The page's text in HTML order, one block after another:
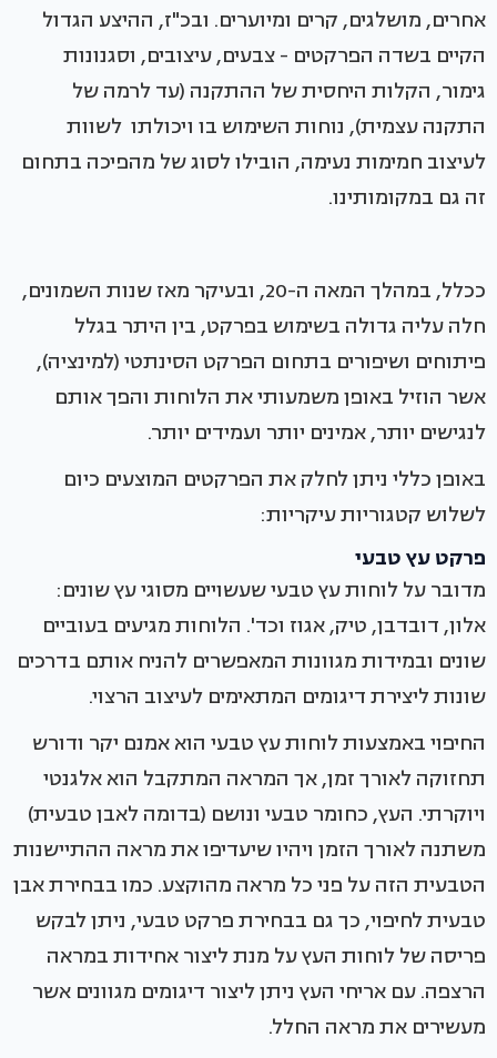
אחרים, מושלגים, קרים ומיוערים. ובכ"ז, ההיצע הגדול
הקיים בשדה הפרקטים - צבעים, עיצובים, וסגנונות
גימור, הקלות היחסית של ההתקנה (עד לרמה של
התקנה עצמית), נוחות השימוש בו ויכולתו לשוות
לעיצוב חמימות נעימה, הובילו לסוג של מהפיכה בתחום
זה גם במקומותינו.
ככלל, במהלך המאה ה-20, ובעיקר מאז שנות השמונים,
חלה עליה גדולה בשימוש בפרקט, בין היתר בגלל
פיתוחים ושיפורים בתחום הפרקט הסינתטי (למינציה),
אשר הוזיל באופן משמעותי את הלוחות והפך אותם
לנגישים יותר, אמינים יותר ועמידים יותר.
באופן כללי ניתן לחלק את הפרקטים המוצעים כיום
לשלוש קטגוריות עיקריות:
פרקט עץ טבעי
מדובר על לוחות עץ טבעי שעשויים מסוגי עץ שונים:
אלון, דובדבן, טיק, אגוז וכד'. הלוחות מגיעים בעוביים
שונים ובמידות מגוונות המאפשרים להניח אותם בדרכים
שונות ליצירת דיגומים המתאימים לעיצוב הרצוי.
החיפוי באמצעות לוחות עץ טבעי הוא אמנם יקר ודורש
תחזוקה לאורך זמן, אך המראה המתקבל הוא אלגנטי
ויוקרתי. העץ, כחומר טבעי ונושם (בדומה לאבן טבעית)
משתנה לאורך הזמן ויהיו שיעדיפו את מראה ההתיישנות
הטבעית הזה על פני כל מראה מהוקצע. כמו בבחירת אבן
טבעית לחיפוי, כך גם בבחירת פרקט טבעי, ניתן לבקש
פריסה של לוחות העץ על מנת ליצור אחידות במראה
הרצפה. עם אריחי העץ ניתן ליצור דיגומים מגוונים אשר
מעשירים את מראה החלל.